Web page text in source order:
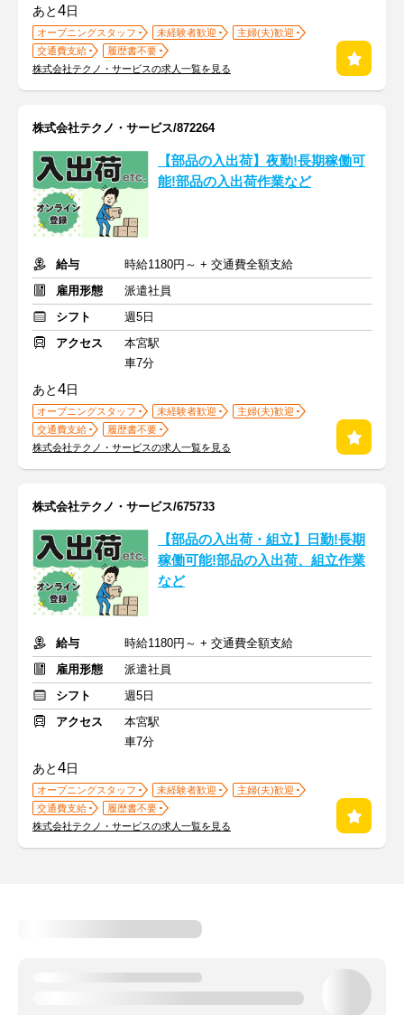
あと4日
オープニングスタッフ 未経験者歓迎
主婦(夫)歓迎
交通費支給
履歴書不要
株式会社テクノ・サービスの求人一覧を見る
株式会社テクノ・サービス/872264
【部品の入出荷】夜勤!長期稼働可
能!部品の入出荷作業など
給与
時給1180円～ + 交通費全額支給
雇用形態
派遣社員
シフト
週5日
アクセス
本宮駅
車7分
あと4日
オープニングスタッフ 未経験者歓迎
主婦(夫)歓迎
交通費支給
履歴書不要
株式会社テクノ・サービスの求人一覧を見る
株式会社テクノ・サービス/675733
【部品の入出荷・組立】日勤!長期
稼働可能!部品の入出荷、組立作業
など
給与
時給1180円～ + 交通費全額支給
雇用形態
派遣社員
シフト
週5日
アクセス
本宮駅
車7分
あと4日
オープニングスタッフ 未経験者歓迎
主婦(夫)歓迎
交通費支給
履歴書不要
株式会社テクノ・サービスの求人一覧を見る